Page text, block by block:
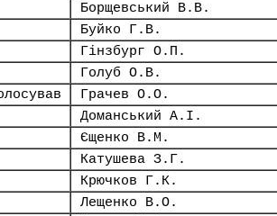
Борщевський В.В.
Буйко Г.В.
Гінзбург О.П.
Голуб О.В.
Грачев О.О.
Доманський А.І.
Єщенко В.М.
Катушева З.Г.
Крючков Г.К.
Лещенко В.О.